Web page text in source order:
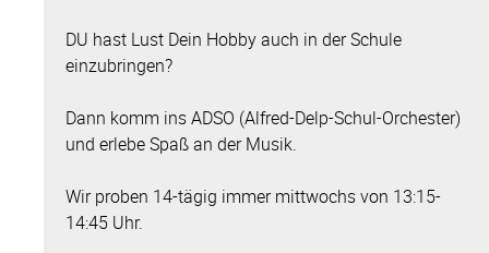
DU hast Lust Dein Hobby auch in der Schule
einzubringen?
Dann komm ins ADSO (Alfred-Delp-Schul-Orchester)
und erlebe Spaß an der Musik.
Wir proben 14-tägig immer mittwochs von 13:15-
14:45 Uhr.